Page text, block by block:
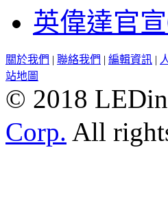
英偉達官
關於我們 | 聯絡我們 | 編輯資訊 |
站地圖
© 2018
Corp. All